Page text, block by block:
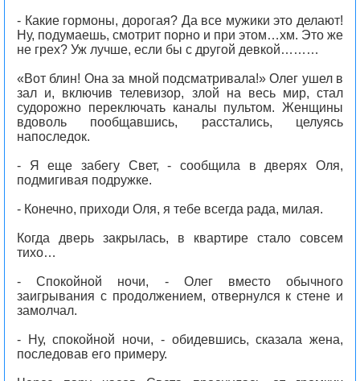
- Какие гормоны, дорогая? Да все мужики это делают!
Ну, подумаешь, смотрит порно и при этом…хм. Это же
не грех? Уж лучше, если бы с другой девкой………
«Вот блин! Она за мной подсматривала!» Олег ушел в
зал и, включив телевизор, злой на весь мир, стал
судорожно переключать каналы пультом. Женщины
вдоволь пообщавшись, расстались, целуясь
напоследок.
- Я еще забегу Свет, - сообщила в дверях Оля,
подмигивая подружке.
- Конечно, приходи Оля, я тебе всегда рада, милая.
Когда дверь закрылась, в квартире стало совсем
тихо…
- Спокойной ночи, - Олег вместо обычного
заигрывания с продолжением, отвернулся к стене и
замолчал.
- Ну, спокойной ночи, - обидевшись, сказала жена,
последовав его примеру.